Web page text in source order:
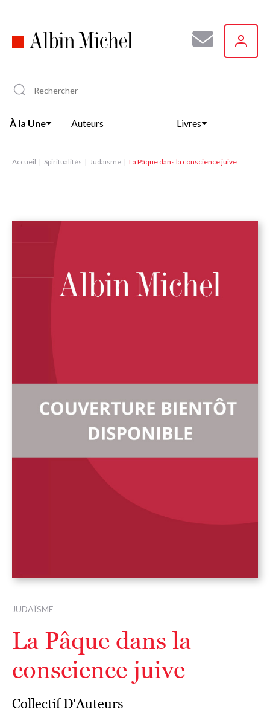
principal
À la Une Auteurs Livres
Accueil Spiritualités Judaïsme La Pâque dans la conscience juive
JUDAÏSME
La Pâque dans la
conscience juive
Collectif D'Auteurs